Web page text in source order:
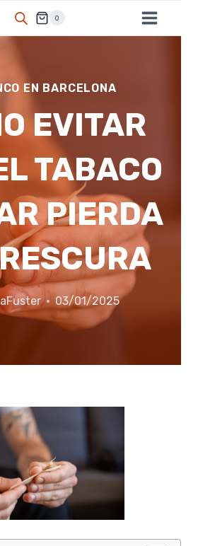
0
EN BARCELONA
EVITAR
TABACO
PIERDA
03/01/2025